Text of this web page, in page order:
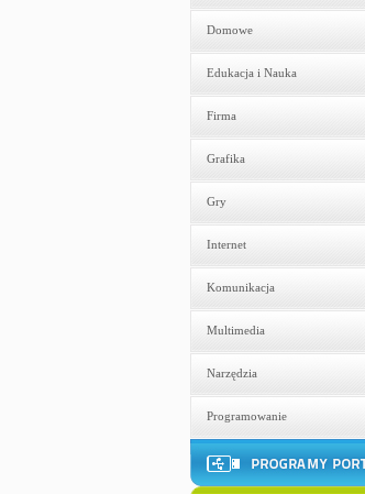
Domowe
Edukacja i Nauka
Firma
Grafika
Gry
Internet
Komunikacja
Multimedia
Narzędzia
Programowanie